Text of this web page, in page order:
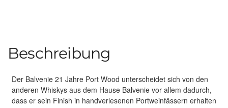
Beschreibung
Der Balvenie 21 Jahre Port Wood unterscheidet sich von den
anderen Whiskys aus dem Hause Balvenie vor allem dadurch,
dass er sein Finish in handverlesenen Portweinfässern erhalten